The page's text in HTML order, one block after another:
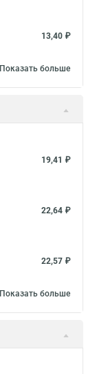
13,40 ₽
Показать больше
19,41 ₽
22,64 ₽
22,57 ₽
Показать больше